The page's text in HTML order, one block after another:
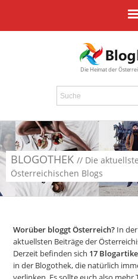
Die Heimat der
BLOGOTHEK // Die
Österreichischen Blogs
Worüber bloggt Österreich? In
aktuellsten Beiträge der
Derzeit befinden sich 17
in der Blogothek, die natürlich